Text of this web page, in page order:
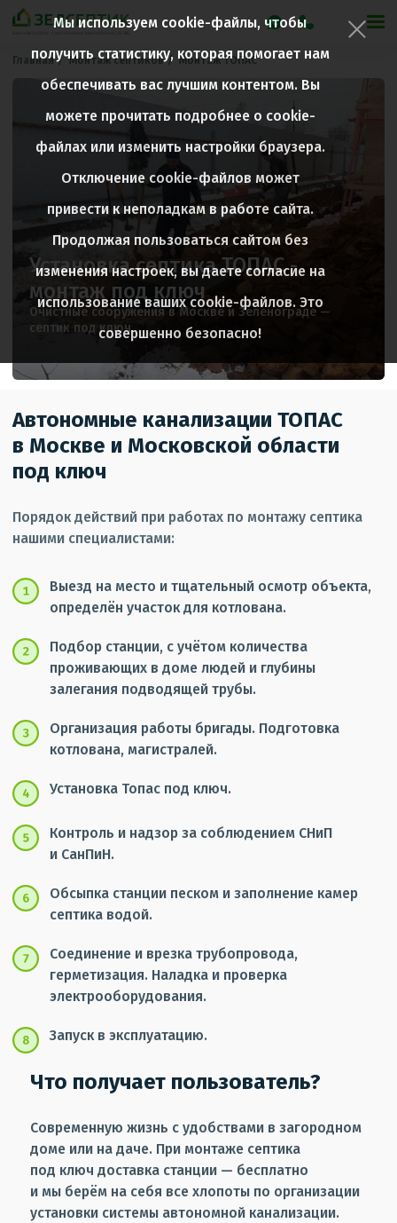
Главная Монтаж септиков Монтаж ТОПАС
Установка септика ТОПАС -
монтаж под ключ
Очистные сооружения в Москве и Зеленограде —
септик под ключ.
Автономные канализации ТОПАС
в Москве и Московской области
под ключ
Порядок действий при работах по монтажу септика
нашими специалистами:
Выезд на место и тщательный осмотр объекта,
определён участок для котлована.
Подбор станции, с учётом количества
проживающих в доме людей и глубины
залегания подводящей трубы.
Организация работы бригады. Подготовка
котлована, магистралей.
Установка Топас под ключ.
Контроль и надзор за соблюдением СНиП
и СанПиН.
Обсыпка станции песком и заполнение камер
септика водой.
Соединение и врезка трубопровода,
герметизация. Наладка и проверка
электрооборудования.
Запуск в эксплуатацию.
Что получает пользователь?
Современную жизнь с удобствами в загородном
доме или на даче. При монтаже септика
под ключ доставка станции — бесплатно
и мы берём на себя все хлопоты по организации
установки системы автономной канализации.
Мы используем cookie-файлы, чтобы
получить статистику, которая помогает нам
обеспечивать вас лучшим контентом. Вы
можете прочитать подробнее о cookie-
файлах или изменить настройки браузера.
Отключение cookie-файлов может
привести к неполадкам в работе сайта.
Продолжая пользоваться сайтом без
изменения настроек, вы даете согласие на
использование ваших cookie-файлов. Это
совершенно безопасно!